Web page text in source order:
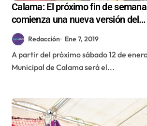
Calama: El próximo fin de semana
comienza una nueva versión del
Festival Internacional de Teatro
ZicosurRedacción Ene 7, 2019
A partir del próximo sábado 12 de enero el Teatro
Municipal de Calama será el...